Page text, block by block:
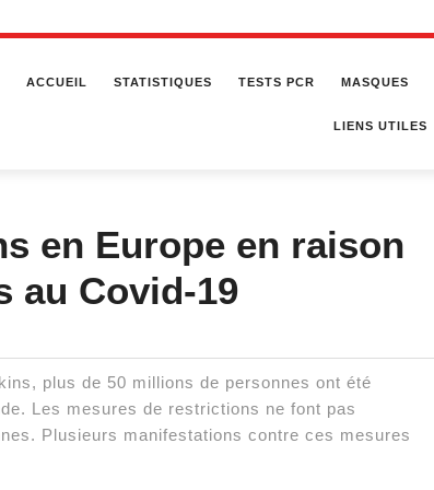
ACCUEIL STATISTIQUES TESTS PCR MASQUES
LIENS UTILES
en Europe en raison
au Covid-19
plus de 50 millions de personnes ont été
Les mesures de restrictions ne font pas
Plusieurs manifestations contre ces mesures